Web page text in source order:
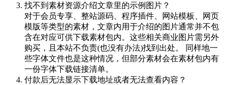
找不到素材资源介绍文章里的示例图片？
对于会员专享、整站源码、程序插件、网站模板、网页
模版等类型的素材，文章内用于介绍的图片通常并不包
含在对应可供下载素材包内。这些相关商业图片需另外
购买，且本站不负责(也没有办法)找到出处。 同样地一
些字体文件也是这种情况，但部分素材会在素材包内有
一份字体下载链接清单。
付款后无法显示下载地址或者无法查看内容？